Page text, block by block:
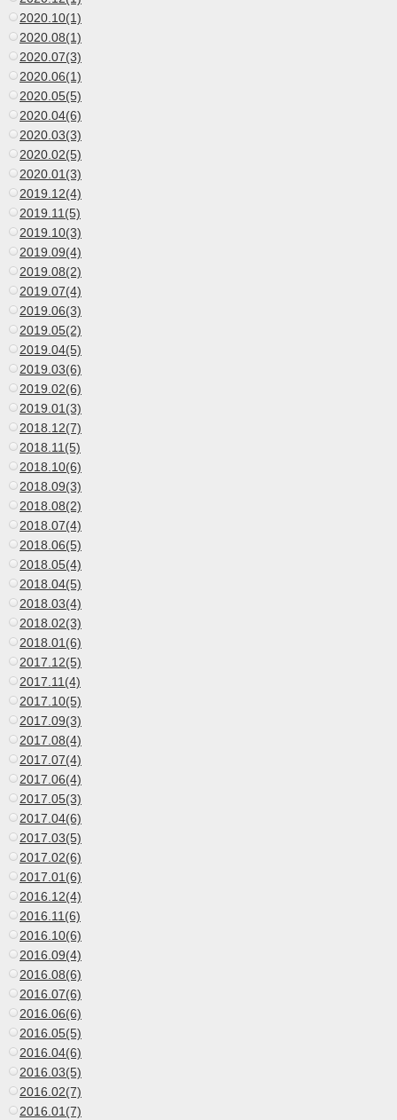
2020.10(1)
2020.08(1)
2020.07(3)
2020.06(1)
2020.05(5)
2020.04(6)
2020.03(3)
2020.02(5)
2020.01(3)
2019.12(4)
2019.11(5)
2019.10(3)
2019.09(4)
2019.08(2)
2019.07(4)
2019.06(3)
2019.05(2)
2019.04(5)
2019.03(6)
2019.02(6)
2019.01(3)
2018.12(7)
2018.11(5)
2018.10(6)
2018.09(3)
2018.08(2)
2018.07(4)
2018.06(5)
2018.05(4)
2018.04(5)
2018.03(4)
2018.02(3)
2018.01(6)
2017.12(5)
2017.11(4)
2017.10(5)
2017.09(3)
2017.08(4)
2017.07(4)
2017.06(4)
2017.05(3)
2017.04(6)
2017.03(5)
2017.02(6)
2017.01(6)
2016.12(4)
2016.11(6)
2016.10(6)
2016.09(4)
2016.08(6)
2016.07(6)
2016.06(6)
2016.05(5)
2016.04(6)
2016.03(5)
2016.02(7)
2016.01(7)